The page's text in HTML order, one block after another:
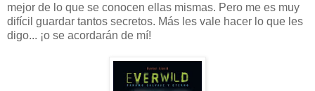
mejor de lo que se conocen ellas mismas. Pero me es muy
difícil guardar tantos secretos. Más les vale hacer lo que les
digo... ¡o se acordarán de mí!